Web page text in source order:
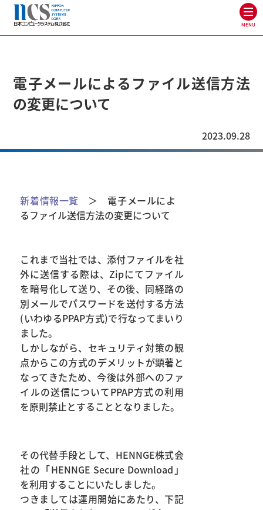
MENU
電子メールによるファイル送信方法
の変更について
2023.09.28
新着情報一覧 ＞ 電子メールによ
るファイル送信方法の変更について
これまで当社では、添付ファイルを社
外に送信する際は、Zipにてファイル
を暗号化して送り、その後、同経路の
別メールでパスワードを送付する方法
(いわゆるPPAP方式)で行なってまいり
ました。
しかしながら、セキュリティ対策の観
点からこの方式のデメリットが顕著と
なってきたため、今後は外部へのファ
イルの送信についてPPAP方式の利用
を原則禁止とすることとなりました。
その代替手段として、HENNGE株式会
社の「HENNGE Secure Download」
を利用することにいたしました。
つきましては運用開始にあたり、下記